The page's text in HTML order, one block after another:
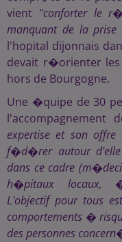
vient "conforter le
manquant de la prise
l'hopital dijonnais
devait r�orienter
hors de Bourgogne.
Une �quipe de 30
expertise et son
f�d�rer autour d'elle
dans ce cadre
h�pitaux locaux,
L'objectif pour tous
comportements �
des personnes